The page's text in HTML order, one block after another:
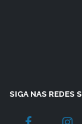
SIGA NAS REDES